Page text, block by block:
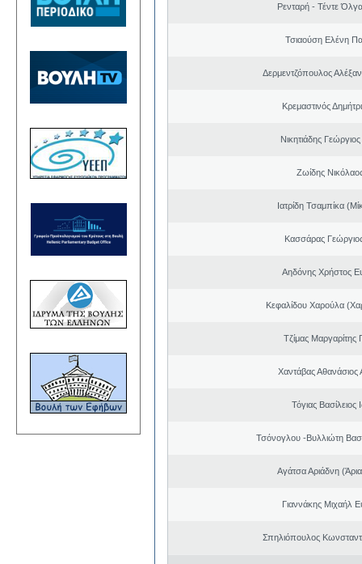
Ρενταρή - Τέντε
Τσιαούση Ελένη
Δερμεντζόπουλος
Κρεμαστινός
Νικητιάδης
Ζωίδης
Ιατρίδη Τσαμπίκα
Κασσάρας
Αηδόνης Χρήστος
Κεφαλίδου Χαρούλα
Τζίμας Μαργαρίτης
Χαντάβας Αθανάσιος
Τόγιας Βασίλειος
Τσόνογλου -Βυλλιώτη
Αγάτσα Αριάδνη
Γιαννάκης Μιχαήλ
Σπηλιόπουλος